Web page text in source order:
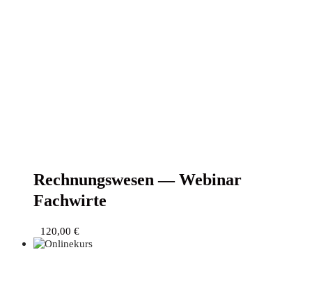
Rech­nungs­we­sen — Web­i­nar
Fachwirte
120,00 €